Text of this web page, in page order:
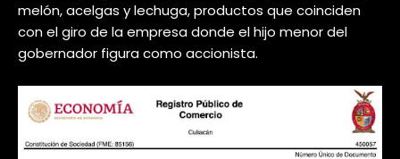
melón, acelgas y lechuga, productos que coinciden
con el giro de la empresa donde el hijo menor del
gobernador figura como accionista.